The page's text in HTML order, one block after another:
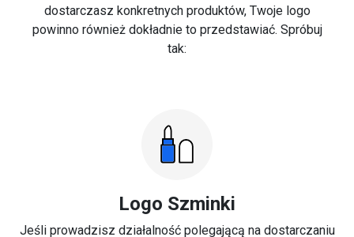
dostarczasz konkretnych produktów, Twoje logo
powinno również dokładnie to przedstawiać. Spróbuj
tak:
Logo Szminki
Jeśli prowadzisz działalność polegającą na dostarczaniu